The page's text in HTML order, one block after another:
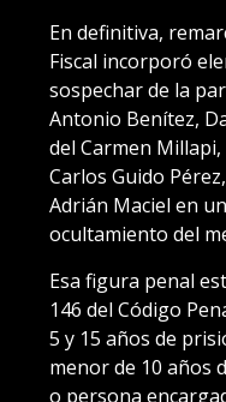
En definitiva,
Fiscal incorporó
sospechar de la
Antonio Benítez,
del Carmen
Carlos Guido
Adrián Maciel en
ocultamiento del
Esa figura penal
146 del Código
5 y 15 años de
menor de 10 años
o persona